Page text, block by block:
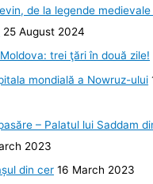
de la legende
25 August 2024
trei ţări în două zile!
mondială a Nowruz-ului
– Palatul lui Saddam
2023
din cer 16 March 2023